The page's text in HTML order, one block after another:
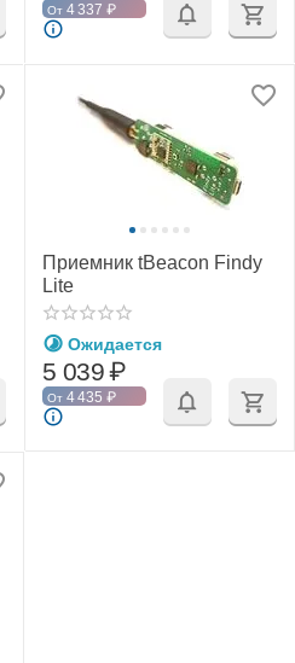
От 4 337 ₽
Приемник tBeacon Findy
Lite
Ожидается
5 039₽
От 4 435 ₽